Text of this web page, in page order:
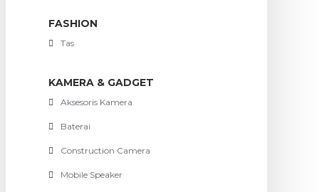
FASHION
Tas
KAMERA & GADGET
Aksesoris Kamera
Baterai
Construction Camera
Mobile Speaker